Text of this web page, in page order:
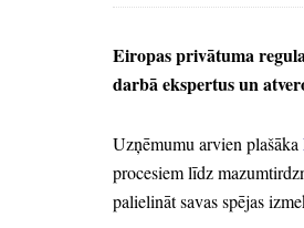
Eiropas privātuma
darbā ekspertus un
Uzņēmumu arvien plašāka
procesiem līdz
palielināt savas spējas